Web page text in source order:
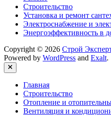
Строительство
Установка и ремонт
Электроснабжение и
Энергоэффективность в
Copyright © 2026 Строй
Powered by WordPress and Exalt.
Close
Главная
Строительство
Отопление и
Вентиляция и